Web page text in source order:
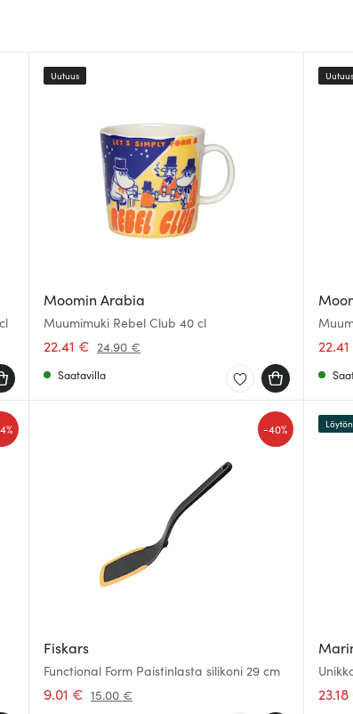
Moomin Arabia
Muumimuki Rebel Club 40 cl
22.41 € 24.90 €
Uutuus
Saatavilla
Uutuus
Fiskars
Functional Form Paistinlasta silikoni 29 cm
9.01 € 15.00 €
-40%